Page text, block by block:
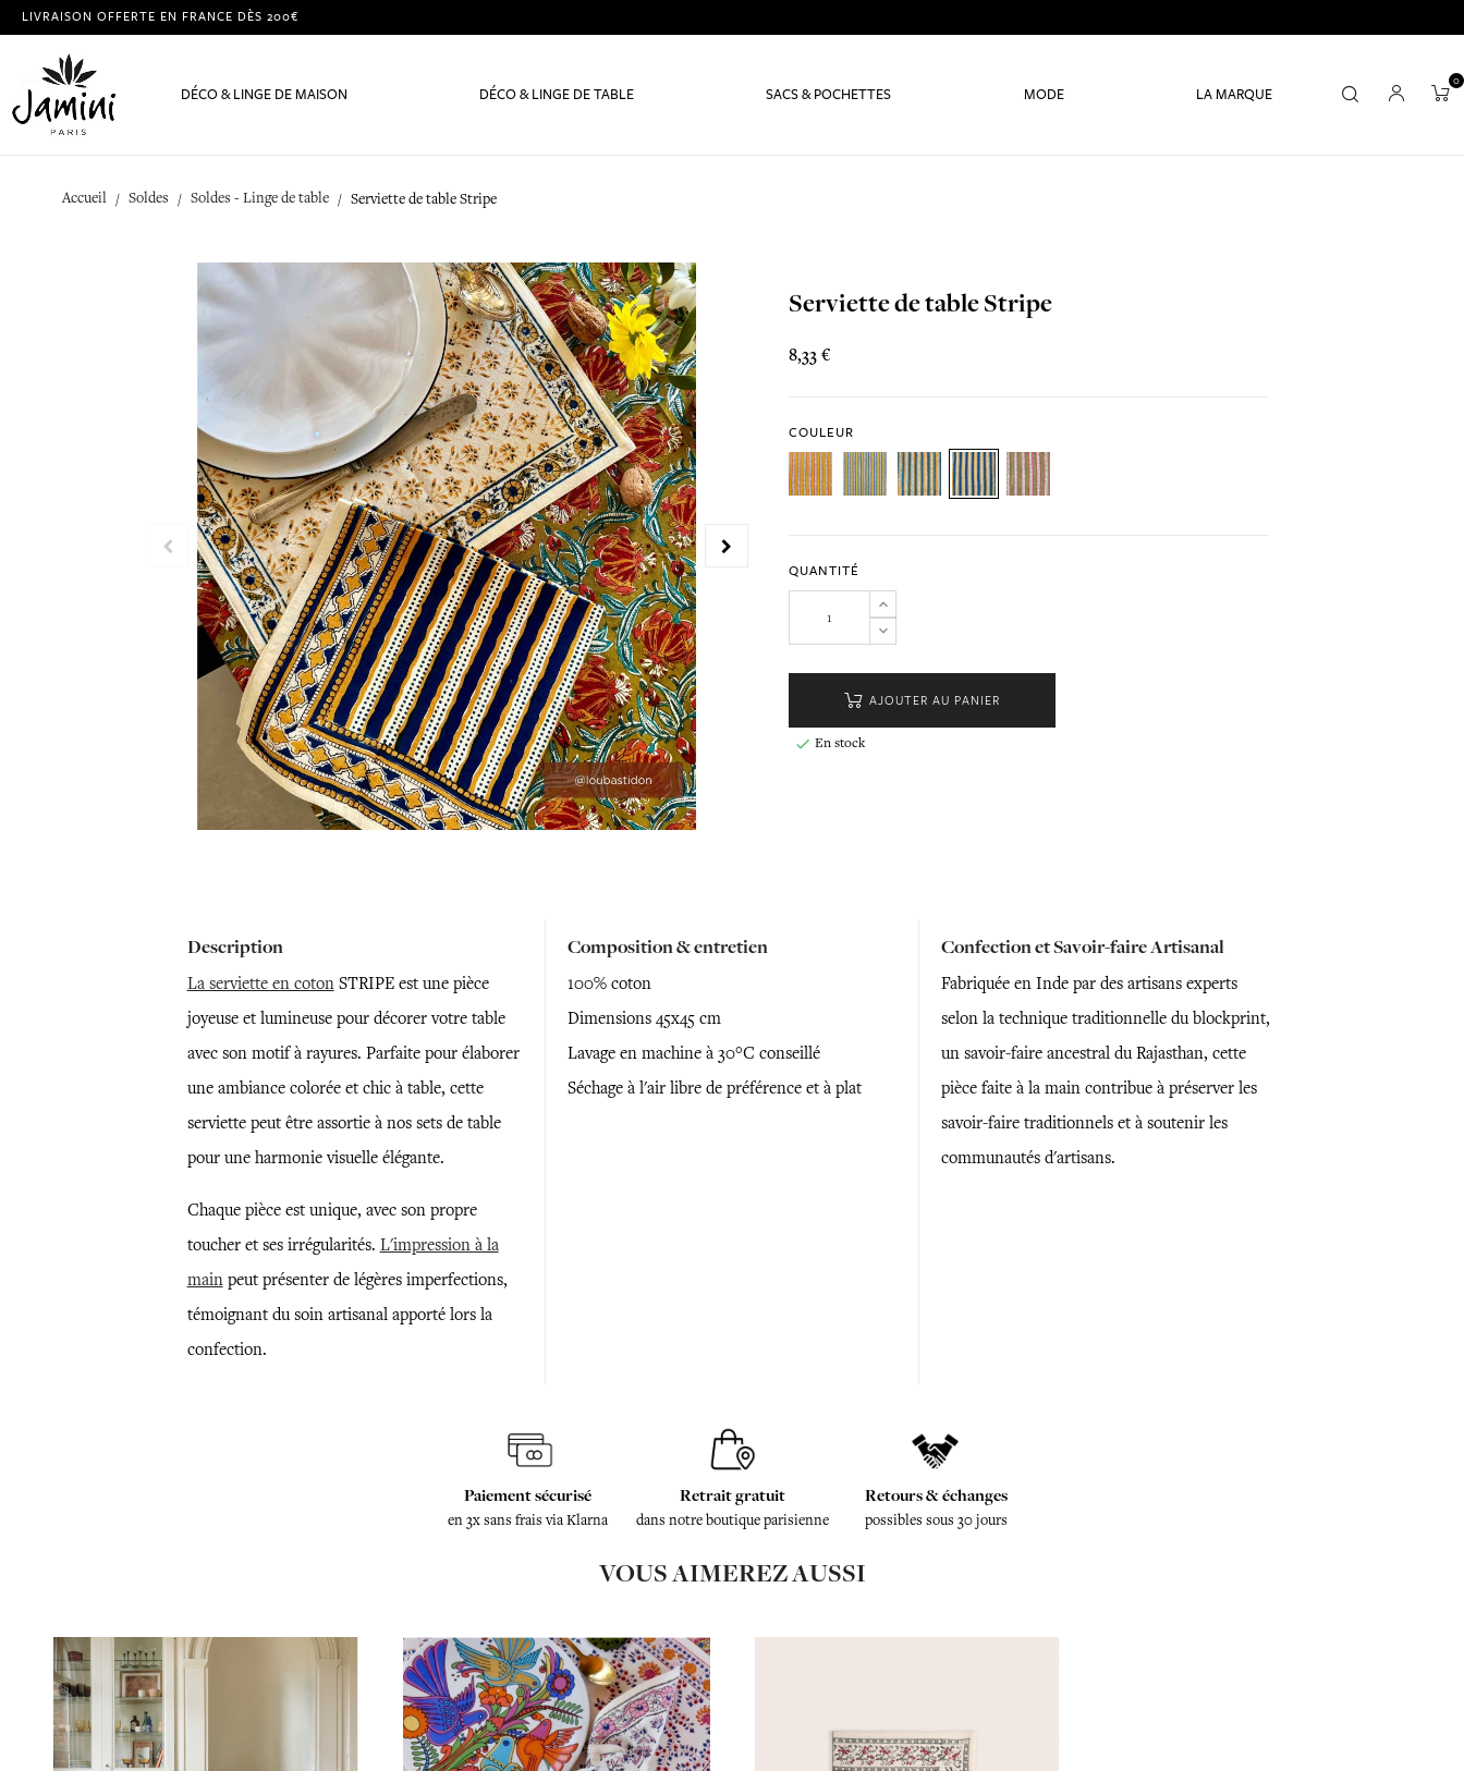
LIVRAISON OFFERTE EN FRANCE DÈS 200€
DÉCO & LINGE DE MAISON DÉCO & LINGE DE TABLE SACS & POCHETTES MODE LA MARQUE
0
Accueil Soldes Soldes - Linge de table Serviette de table Stripe
Serviette de table Stripe
8,33 €
COULEUR
QUANTITÉ
AJOUTER AU PANIER
 En stock
Description
La serviette en cotonSTRIPE est une pièce
joyeuse et lumineuse pour décorer votre table
avec son motif à rayures. Parfaite pour élaborer
une ambiance colorée et chic à table, cette
serviette peut être assortie à nos sets de table
pour une harmonie visuelle élégante.
Chaque pièce est unique, avec son propre
toucher et ses irrégularités. L'impression à la
mainpeut présenter de légères imperfections,
témoignant du soin artisanal apporté lors la
confection.
Composition & entretien
100% coton
Dimensions 45x45 cm
Lavage en machine à 30°C conseillé
Séchage à l'air libre de préférence et à plat
Confection et Savoir-faire Artisanal
Fabriquée en Inde par des artisans experts
selon la technique traditionnelle du blockprint,
un savoir-faire ancestral du Rajasthan, cette
pièce faite à la main contribue à préserver les
savoir-faire traditionnels et à soutenir les
communautés d'artisans.
Paiement sécurisé
en 3x sans frais via Klarna
Retrait gratuit
dans notre boutique parisienne
Retours & échanges
possibles sous 30 jours
VOUS AIMEREZ AUSSI